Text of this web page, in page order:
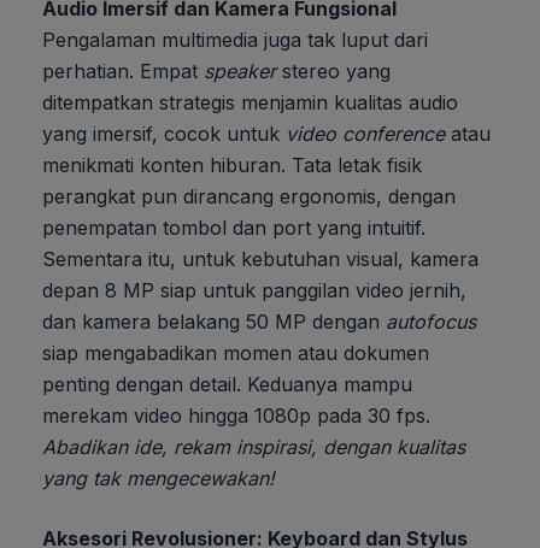
Audio Imersif dan Kamera Fungsional
Pengalaman multimedia juga tak luput dari
perhatian. Empat speakerstereo yang
ditempatkan strategis menjamin kualitas audio
yang imersif, cocok untuk video conferenceatau
menikmati konten hiburan. Tata letak fisik
perangkat pun dirancang ergonomis, dengan
penempatan tombol dan port yang intuitif.
Sementara itu, untuk kebutuhan visual, kamera
depan 8 MP siap untuk panggilan video jernih,
dan kamera belakang 50 MP dengan autofocus
siap mengabadikan momen atau dokumen
penting dengan detail. Keduanya mampu
merekam video hingga 1080p pada 30 fps.
Abadikan ide, rekam inspirasi, dengan kualitas
yang tak mengecewakan!
Aksesori Revolusioner: Keyboard dan Stylus